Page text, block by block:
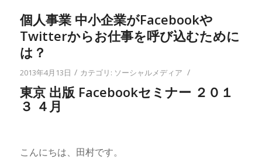
個人事業 中小企業がFacebookや
Twitterからお仕事を呼び込むために
は？
2013年4月13日 / カテゴリ: ソーシャルメディア /
東京 出版 Facebookセミナー ２０１
３ ４月
こんにちは、田村です。